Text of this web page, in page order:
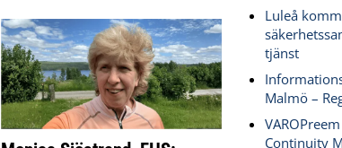
Luleå
tjänst
Malmö –
Continuity